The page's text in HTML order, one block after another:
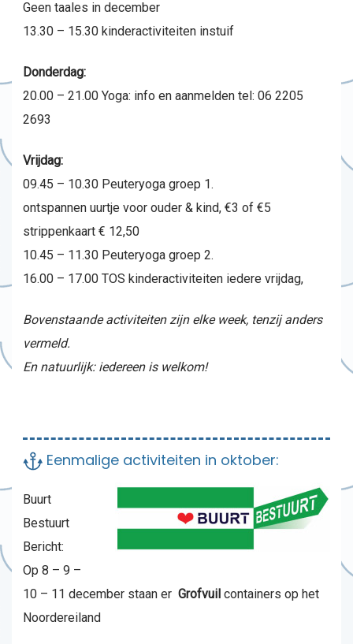
Geen taales in december
13.30 – 15.30 kinderactiviteiten instuif
Donderdag:
20.00 – 21.00 Yoga: info en aanmelden tel: 06 2205
2693
Vrijdag:
09.45 – 10.30 Peuteryoga groep 1.
ontspannen uurtje voor ouder & kind, €3 of €5
strippenkaart € 12,50
10.45 – 11.30 Peuteryoga groep 2.
16.00 – 17.00 TOS kinderactiviteiten iedere vrijdag,
Bovenstaande activiteiten zijn elke week, tenzij anders
vermeld.
En natuurlijk: iedereen is welkom!
Eenmalige activiteiten in oktober:
Buurt
Bestuurt
Bericht:
Op 8 – 9 –
10 – 11 december staan er Grofvuil containers op het
Noordereiland